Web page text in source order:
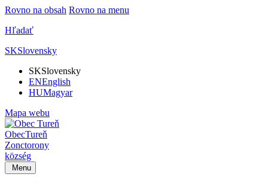
Rovno na obsah Rovno na menu
Hľadať
SKSlovensky
SKSlovensky
ENEnglish
HUMagyar
Mapa webu
ObecTureň
Zonctorony
község
Menu